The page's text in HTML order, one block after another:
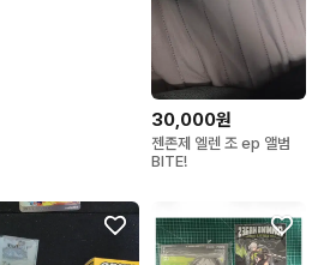
30,000원
젠존제 엘렌 조 ep 앨범
BITE!